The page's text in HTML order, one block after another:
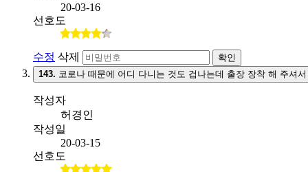
20-03-16
선호도
수정 삭제
확인
143. 코로나 때문에 어디 다니는 것도 겁나는데 출장 장착 해 주셔
작성자
허경인
작성일
20-03-15
선호도